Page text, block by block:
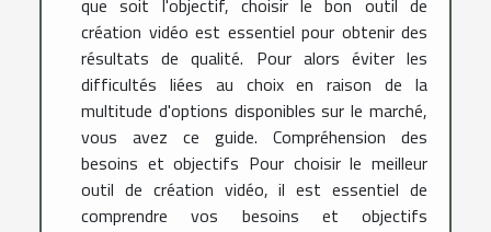
que soit l'objectif, choisir le bon outil de
création vidéo est essentiel pour obtenir des
résultats de qualité. Pour alors éviter les
difficultés liées au choix en raison de la
multitude d'options disponibles sur le marché,
vous avez ce guide. Compréhension des
besoins et objectifs Pour choisir le meilleur
outil de création vidéo, il est essentiel de
comprendre vos besoins et objectifs